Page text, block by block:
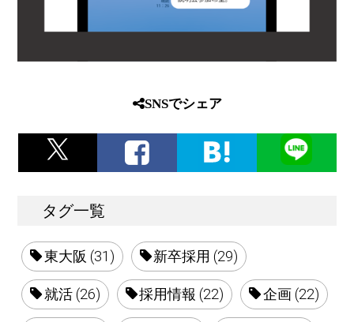
SNSでシェア
タグ一覧
東大阪 (31) 新卒採用 (29)
就活 (26) 採用情報 (22) 企画 (22)